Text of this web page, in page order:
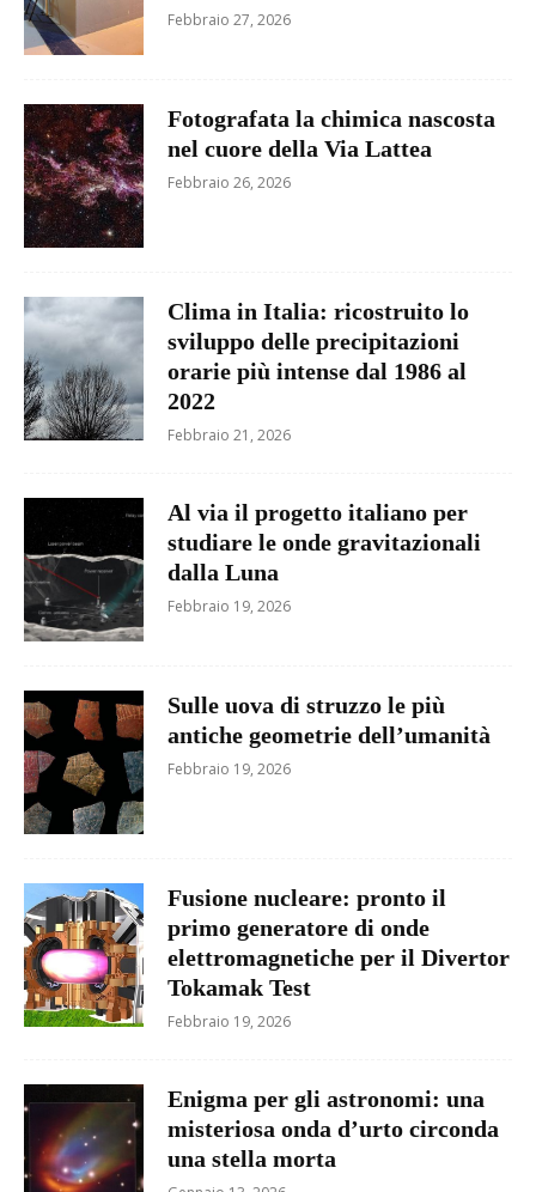
Febbraio 27, 2026
Fotografata la chimica nascosta
nel cuore della Via Lattea
Febbraio 26, 2026
Clima in Italia: ricostruito lo
sviluppo delle precipitazioni
orarie più intense dal 1986 al
2022
Febbraio 21, 2026
Al via il progetto italiano per
studiare le onde gravitazionali
dalla Luna
Febbraio 19, 2026
Sulle uova di struzzo le più
antiche geometrie dell’umanità
Febbraio 19, 2026
Fusione nucleare: pronto il
primo generatore di onde
elettromagnetiche per il Divertor
Tokamak Test
Febbraio 19, 2026
Enigma per gli astronomi: una
misteriosa onda d’urto circonda
una stella morta